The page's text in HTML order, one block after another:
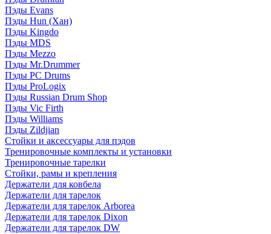
Пэды Evans
Пэды Hun (Хан)
Пэды Kingdo
Пэды MDS
Пэды Mezzo
Пэды Mr.Drummer
Пэды PC Drums
Пэды ProLogix
Пэды Russian Drum Shop
Пэды Vic Firth
Пэды Williams
Пэды Zildjian
Стойки и аксессуары для пэдов
Тренировочные комплекты и установки
Тренировочные тарелки
Стойки, рамы и крепления
Держатели для ковбела
Держатели для тарелок
Держатели для тарелок Arborea
Держатели для тарелок Dixon
Держатели для тарелок DW